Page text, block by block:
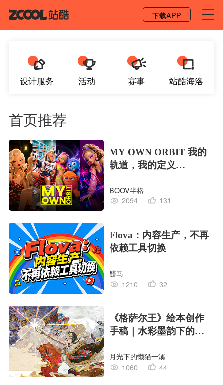
下载APP
设计服务 活动 赛事 站酷海洛
首页推荐
MY OWN ORBIT 我的
轨道，我的定义
对
BOOV半格
2094
131
Flova：内容生产，不再
依赖工具切换
黯马
1210
32
《格萨尔王》绘本创作
手稿｜水彩墨韵下的史
月光下的懒猫一溪
1060
44